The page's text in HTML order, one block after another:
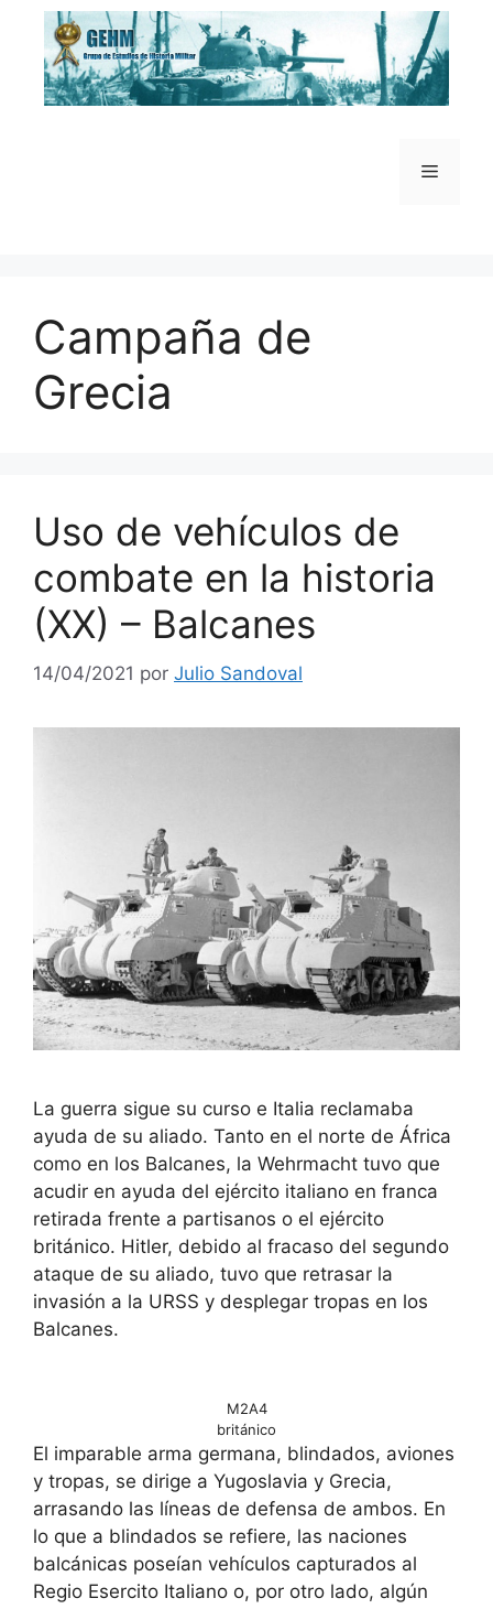
Saltar
contenido
Menú
Campaña de
Grecia
Uso de vehículos de
combate en la historia
(XX) – Balcanes
14/04/2021 por Julio Sandoval
La guerra sigue su curso e Italia reclamaba
ayuda de su aliado. Tanto en el norte de África
como en los Balcanes, la Wehrmacht tuvo que
acudir en ayuda del ejército italiano en franca
retirada frente a partisanos o el ejército
británico. Hitler, debido al fracaso del segundo
ataque de su aliado, tuvo que retrasar la
invasión a la URSS y desplegar tropas en los
Balcanes.
M2A4
británico
El imparable arma germana, blindados, aviones
y tropas, se dirige a Yugoslavia y Grecia,
arrasando las líneas de defensa de ambos. En
lo que a blindados se refiere, las naciones
balcánicas poseían vehículos capturados al
Regio Esercito Italiano o, por otro lado, algún